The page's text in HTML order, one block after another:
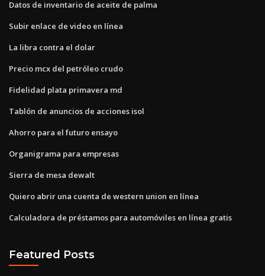
Datos de inventario de aceite de palma
Subir enlace de video en línea
La libra contra el dolar
Precio mcx del petróleo crudo
Fidelidad plata primavera md
Tablón de anuncios de acciones isol
Ahorro para el futuro ensayo
Organigrama para empresas
Sierra de mesa dewalt
Quiero abrir una cuenta de western union en línea
Calculadora de préstamos para automóviles en línea gratis
Featured Posts